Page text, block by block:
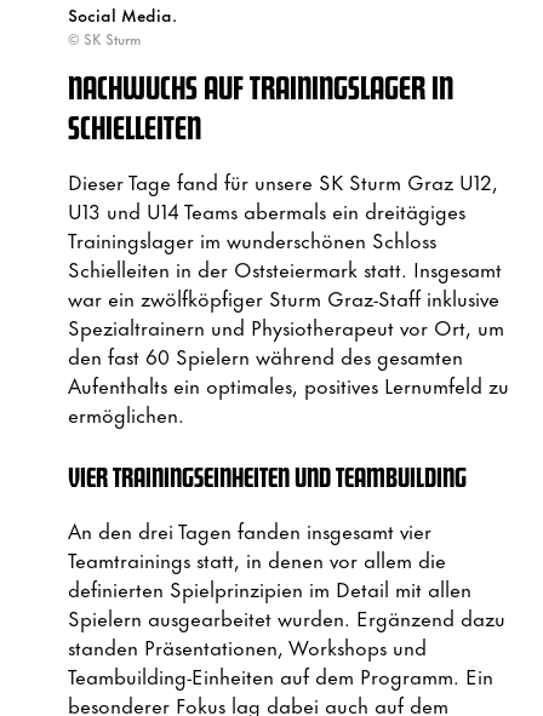
Social Media.
© SK Sturm
NACHWUCHS AUF TRAININGSLAGER IN
SCHIELLEITEN
Dieser Tage fand für unsere SK Sturm Graz U12,
U13 und U14 Teams abermals ein dreitägiges
Trainingslager im wunderschönen Schloss
Schielleiten in der Oststeiermark statt. Insgesamt
war ein zwölfköpfiger Sturm Graz-Staff inklusive
Spezialtrainern und Physiotherapeut vor Ort, um
den fast 60 Spielern während des gesamten
Aufenthalts ein optimales, positives Lernumfeld zu
ermöglichen.
VIER TRAININGSEINHEITEN UND TEAMBUILDING
An den drei Tagen fanden insgesamt vier
Teamtrainings statt, in denen vor allem die
definierten Spielprinzipien im Detail mit allen
Spielern ausgearbeitet wurden. Ergänzend dazu
standen Präsentationen, Workshops und
Teambuilding-Einheiten auf dem Programm. Ein
besonderer Fokus lag dabei auch auf dem